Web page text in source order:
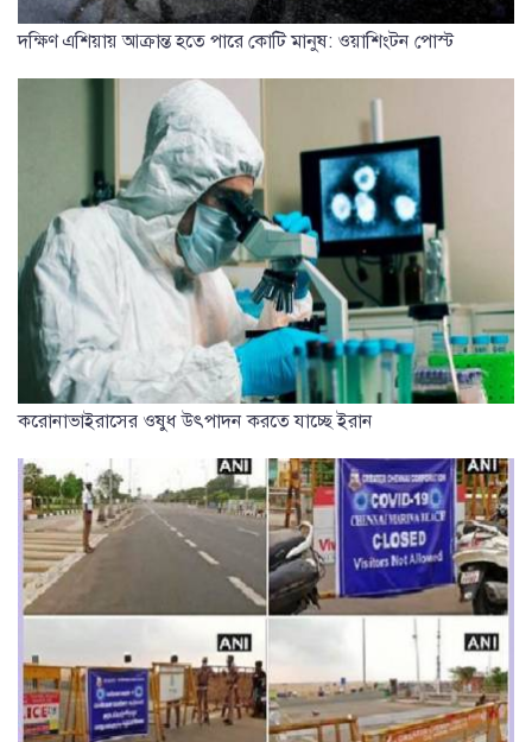
দক্ষিণ এশিয়ায় আক্রান্ত হতে পারে কোটি মানুষ: ওয়াশিংটন পোস্ট
করোনাভাইরাসের ওষুধ উৎপাদন করতে যাচ্ছে ইরান